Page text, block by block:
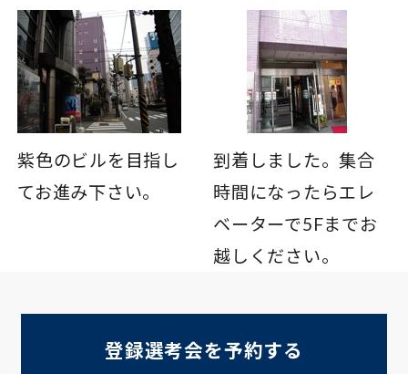
紫色のビルを目指し
てお進み下さい。
到着しました。集合
時間になったらエレ
ベーターで5Fまでお
越しください。
登録選考会を予約する